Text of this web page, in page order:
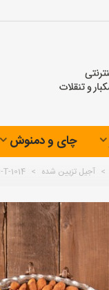
چای و دمنوش
> آجیل تزیین شده >
1014